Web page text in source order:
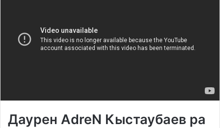
Даурен AdreN Кыстаубаев ра